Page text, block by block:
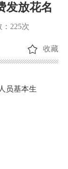
发放花名
225次
收藏
员基本生